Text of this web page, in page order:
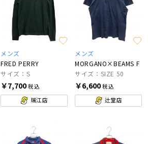
メンズ
FRED PERRY
サイズ：S
￥7,700税込
瑞江店
メンズ
MORGANO×BEAMS F
サイズ：SIZE 50
￥6,600税込
辻堂店